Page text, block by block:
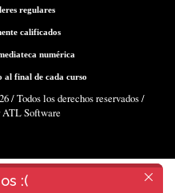
regulares
calificados
numérica
al final de cada curso
/ Todos los derechos reservados /
ATL Software
:(
:(